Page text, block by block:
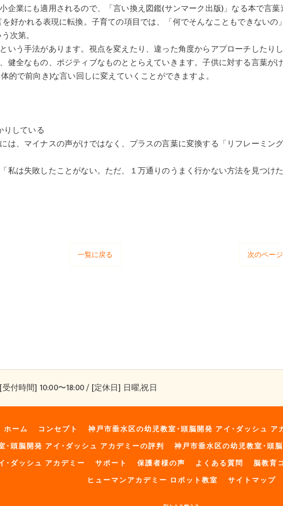
企業にも適用されるので、「言い換え図鑑(サンマーク出版)」なる本で言葉
好かれる表現に転換。子育ての項目では、「何でそんなこともできないの」
次第。
いう手法があります。視点を変えたり、違った角度からアプローチしたりし
健全なもの、ポジティブなものととらえていきます。子供に対する言葉が
的で前向き)な言い回しに変えていくことができますよ。
している
は、マイナスの声がけではなく、プラスの言葉に変換する「リフレーミング
私は失敗したことがない。ただ、１万通りのうまく行かない方法を見つけ
一覧に戻る 次のペー
[受付時間] 10:00〜18:00 / [定休日] 日曜,祝日
ホーム コンセプト
神戸市垂水区の幼児教室･頭脳開発 アイ･ダッシュ ア
･頭脳開発 アイ･ダッシュ アカデミーの評判
神戸市垂水区の幼児教室･頭
･ダッシュ アカデミー サポート 保護者様の声 よくある質問 脳教育
ヒューマンアカデミー ロボット教室
サイトマップ